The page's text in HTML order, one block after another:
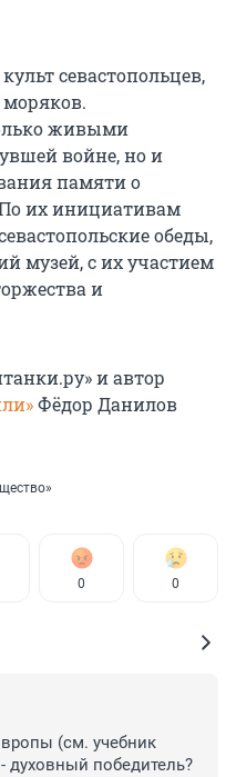
севастопольцев,
моряков.
живыми
войне, но и
памяти о
По их инициативам
обеды,
музей, с их участием
и
и автор
Фёдор Данилов
0 0
(см. учебник
духовный победитель?